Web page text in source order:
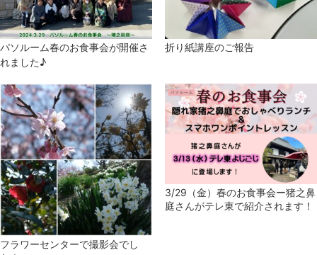
パソルーム春のお食事会が開催さ
れました♪
折り紙講座のご報告
フラワーセンターで撮影会でし
3/29（金）春のお食事会ー猪之鼻
庭さんがテレ東で紹介されます！